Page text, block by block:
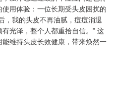
用体验：一位长期受头皮困扰的
，我的头皮不再油腻，痘痘消退
光泽，整个人都重拾自信。” 这
维持头皮长效健康，带来焕然一